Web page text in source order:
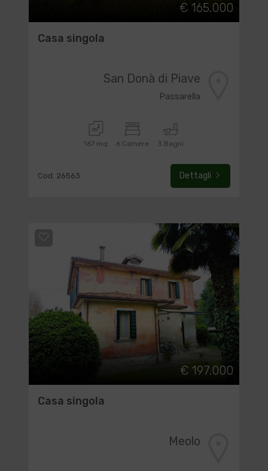
€ 165.000
Casa singola
San Donà di Piave
Passarella
167 mq 6 Camere 3 Bagni
Cod. 26563 Dettagli
€ 197.000
Casa singola
Meolo